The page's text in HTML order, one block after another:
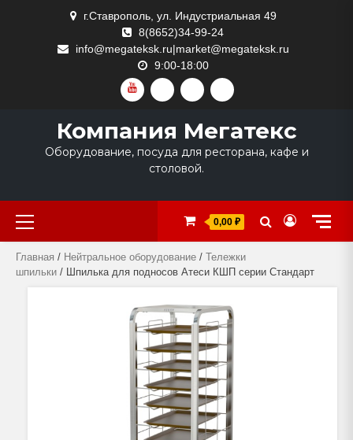
г.Ставрополь, ул. Индустриальная 49
8(8652)34-99-24
info@megateksk.ru|market@megateksk.ru
9:00-18:00
YOUTUBEVKVIDEORUTUBEDZEN
Компания Мегатекс
Оборудование, посуда для ресторана, кафе и
столовой.
Primary
Menu
0,00 ₽
Главная / Нейтральное оборудование / Тележки
шпильки / Шпилька для подносов Атеси КШП серии Стандарт